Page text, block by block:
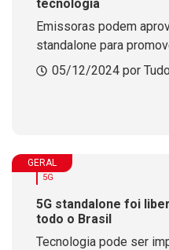
tecnologia
Emissoras podem
standalone para
digital05/12/2024 por
GERAL
5G
5G standalone foi
todo o Brasil
Tecnologia pode ser